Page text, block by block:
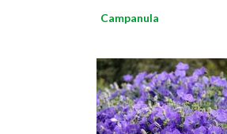
Campanula